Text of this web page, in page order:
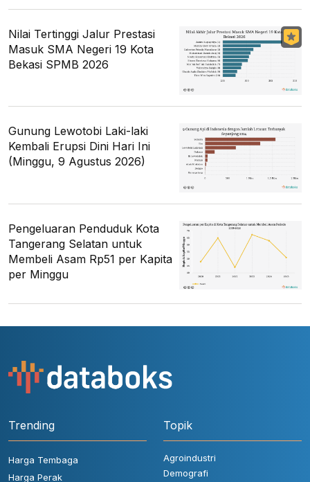
Nilai Tertinggi Jalur Prestasi
Masuk SMA Negeri 19 Kota
Bekasi SPMB 2026
Gunung Lewotobi Laki-laki
Kembali Erupsi Dini Hari Ini
(Minggu, 9 Agustus 2026)
Pengeluaran Penduduk Kota
Tangerang Selatan untuk
Membeli Asam Rp51 per Kapita
per Minggu
Trending
Harga Tembaga
Harga Perak
Topik
Agroindustri
Demografi